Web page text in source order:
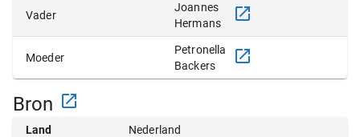
Vader
Joannes
Hermans
Moeder
Petronella
Backers
Bron
Land Nederland